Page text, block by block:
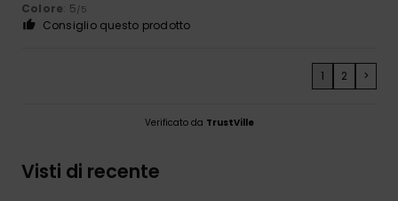
Colore: 5/5
Consiglio questo prodotto
1 2 >
Verificato da TrustVille
Visti di recente